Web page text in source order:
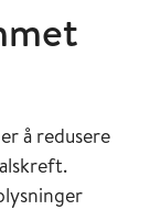
å redusere